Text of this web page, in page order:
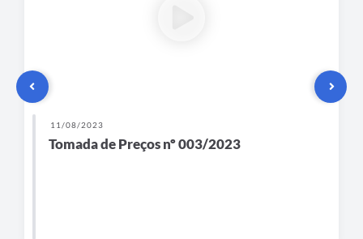
11/08/2023
Tomada de Preços nº 003/2023